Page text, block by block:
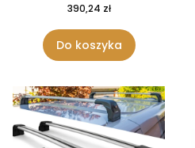
390,24 zł
Do koszyka